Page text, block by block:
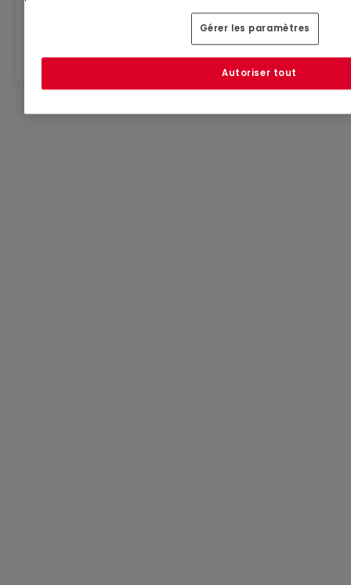
Les informations sur les risques auxquels ce bien
est exposé sont disponibles sur le site Géorisques :
exposé sont disponibles sur le site :Gérer les paramètres
Autoriser tout